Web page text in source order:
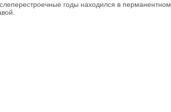
годы находился в перманентном